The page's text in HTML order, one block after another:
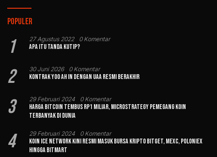
Populer
1 27 Agustus 2022 0 Komentar
Apa Itu Tanda Kutip?
2 30 Juni 2026 0 Komentar
Kontrak Yoo Ah In dengan UAA Resmi Berakhir
3 29 Februari 2024 0 Komentar
Harga Bitcoin Tembus Rp1 Miliar, MicroStrategy Pemegang Koin
Terbanyak di Dunia
4 29 Februari 2024 0 Komentar
Koin Ice Network Kini Resmi Masuk Bursa Kripto Bitget, MEXC, Poloniex
hingga BitMart